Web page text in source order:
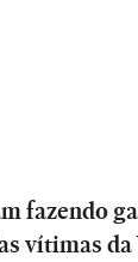
fazendo
vítimas da